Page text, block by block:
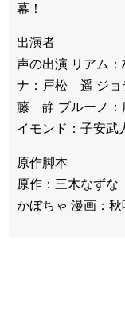
幕！
出演者
声の出演 リアム
ナ：戸松 遥 ジョ
藤 静 ブルーノ：
イモンド：子安武
原作脚本
原作：三木なず
かぼちゃ 漫画：